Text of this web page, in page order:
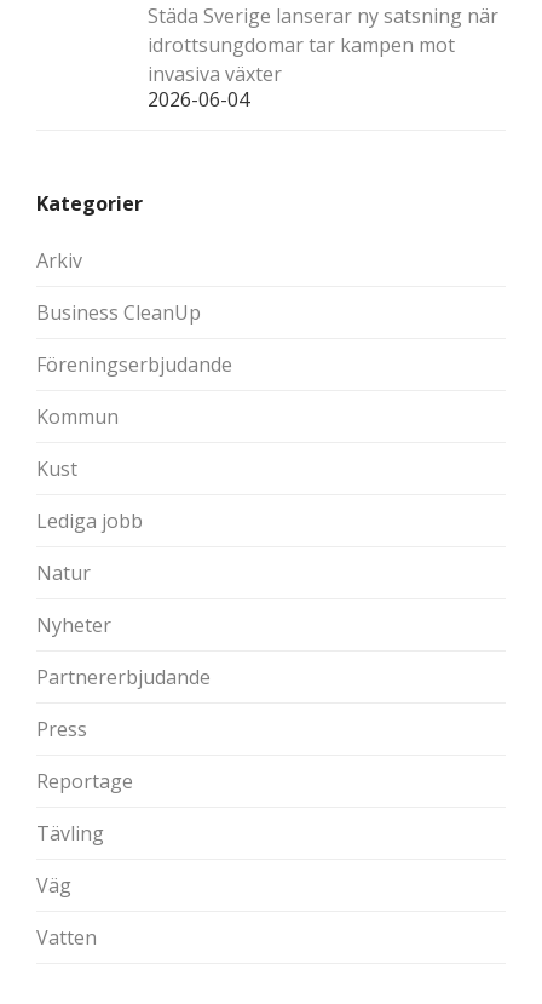
Städa Sverige lanserar ny satsning när
idrottsungdomar tar kampen mot
invasiva växter
2026-06-04
Kategorier
Arkiv
Business CleanUp
Föreningserbjudande
Kommun
Kust
Lediga jobb
Natur
Nyheter
Partnererbjudande
Press
Reportage
Tävling
Väg
Vatten